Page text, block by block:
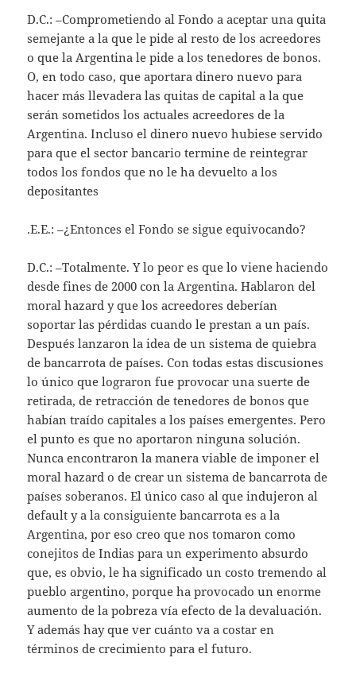
D.C.: –Comprometiendo al Fondo a aceptar una quita
semejante a la que le pide al resto de los acreedores
o que la Argentina le pide a los tenedores de bonos.
O, en todo caso, que aportara dinero nuevo para
hacer más llevadera las quitas de capital a la que
serán sometidos los actuales acreedores de la
Argentina. Incluso el dinero nuevo hubiese servido
para que el sector bancario termine de reintegrar
todos los fondos que no le ha devuelto a los
depositantes
.E.E.: –¿Entonces el Fondo se sigue equivocando?
D.C.: –Totalmente. Y lo peor es que lo viene haciendo
desde fines de 2000 con la Argentina. Hablaron del
moral hazard y que los acreedores deberían
soportar las pérdidas cuando le prestan a un país.
Después lanzaron la idea de un sistema de quiebra
de bancarrota de países. Con todas estas discusiones
lo único que lograron fue provocar una suerte de
retirada, de retracción de tenedores de bonos que
habían traído capitales a los países emergentes. Pero
el punto es que no aportaron ninguna solución.
Nunca encontraron la manera viable de imponer el
moral hazard o de crear un sistema de bancarrota de
países soberanos. El único caso al que indujeron al
default y a la consiguiente bancarrota es a la
Argentina, por eso creo que nos tomaron como
conejitos de Indias para un experimento absurdo
que, es obvio, le ha significado un costo tremendo al
pueblo argentino, porque ha provocado un enorme
aumento de la pobreza vía efecto de la devaluación.
Y además hay que ver cuánto va a costar en
términos de crecimiento para el futuro.